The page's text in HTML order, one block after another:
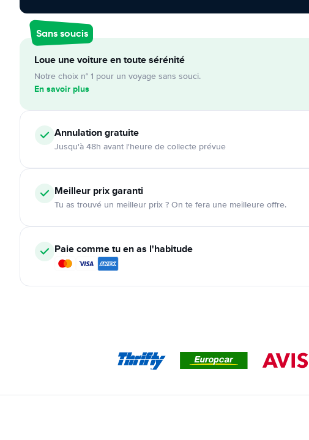
Sans soucis
Loue une voiture en toute sérénité
Notre choix n° 1 pour un voyage sans souci.
En savoir plus
Annulationgratuite
Jusqu'à 48h avant l'heure de collecte prévue
Meilleur prix garanti
Tu as trouvé un meilleur prix ? On te fera une meilleure offre.
Paie comme tu en as l'habitude